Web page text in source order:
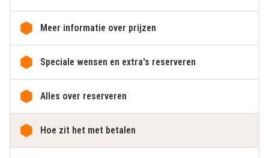
Meer informatie over prijzen
Speciale wensen en extra's reserveren
Alles over reserveren
Hoe zit het met betalen